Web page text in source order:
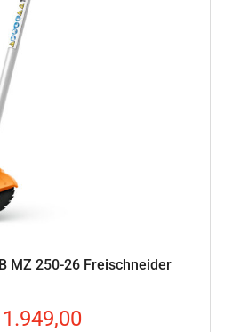
MZ 250-26 Freischneider
1.949,00